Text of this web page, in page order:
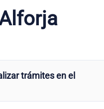
trámites en el